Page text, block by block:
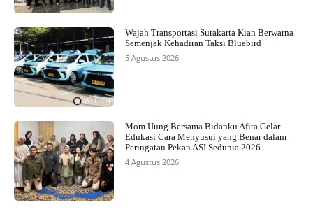
Wajah Transportasi Surakarta Kian Berwarna
Semenjak Kehadiran Taksi Bluebird
5 Agustus 2026
Mom Uung Bersama Bidanku Afita Gelar
Edukasi Cara Menyusui yang Benar dalam
Peringatan Pekan ASI Sedunia 2026
4 Agustus 2026